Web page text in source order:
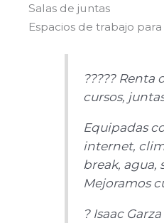
Salas de juntas
Espacios de trabajo
?‍??‍?? Renta
cursos,
Equipadas
internet,
break, agua,
Mejoramos
? Isaac